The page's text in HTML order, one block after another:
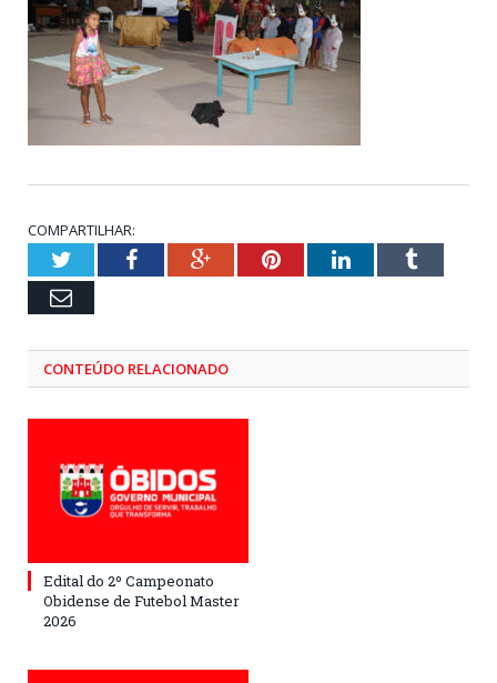
COMPARTILHAR:
TwitterFacebookGoogle+PinterestLinkedInTumblr
Email
CONTEÚDO RELACIONADO
Edital do 2º Campeonato
Obidense de Futebol Master
2026